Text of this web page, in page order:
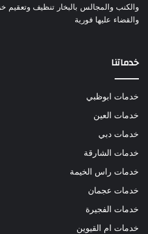
والكنب والمجالس بالبخار تنظيف وتعقيم
والقضاء عليها فورية
خدماتنا
خدمات ابوظبي
خدمات العين
خدمات دبي
خدمات الشارقة
خدمات راس الخيمة
خدمات عجمان
خدمات الفجيرة
خدمات ام القيوين